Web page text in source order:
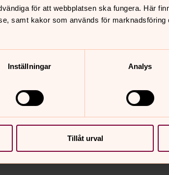
för att webbplatsen ska fungera. Här
samt kakor som används för
Inställningar Analys
Tillåt urval